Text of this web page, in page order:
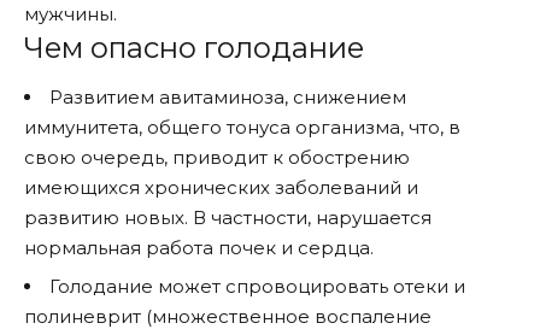
мужчины.
Чем опасно голодание
Развитием авитаминоза, снижением
иммунитета, общего тонуса организма, что, в
свою очередь, приводит к обострению
имеющихся хронических заболеваний и
развитию новых. В частности, нарушается
нормальная работа почек и сердца.
Голодание может спровоцировать отеки и
полиневрит (множественное воспаление